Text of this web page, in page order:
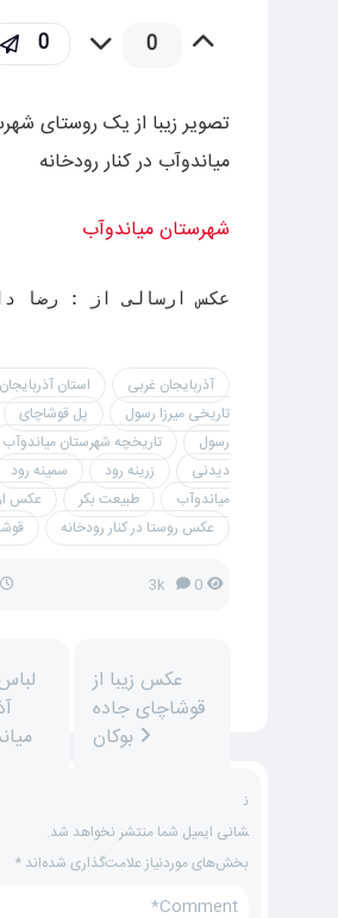
0
0
تصویر زیبا از یک روستای
میاندوآب در کنار رودخانه
شهرستان میاندوآب
عکس ارسالی از : رضا
آذربایجان غربی استان
تاریخی میرزا رسول
پل قوشاچای
رسول
تاریخچه شهرستان میاندوآب
دیدنی
زرینه رود سمینه رود
میاندوآب
طبیعت بکر
عکس
عکس روستا در کنار رودخانه
3k 0
عکس زیبا از
قوشاچای جاده
ن
شانی ایمیل شما منتشر نخواهد شد.
بخش‌های موردنیاز علامت‌گذاری شده‌اند *